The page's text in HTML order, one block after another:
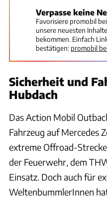
Verpasse keine
Favorisiere promobil
unsere neuesten
bekommen. Einfach
bestätigen: promobil
Sicherheit und
Hubdach
Das Action Mobil
Fahrzeug auf Mercedes
extreme Offroad-
der Feuerwehr, dem
Einsatz. Doch auch für
WeltenbummlerInnen